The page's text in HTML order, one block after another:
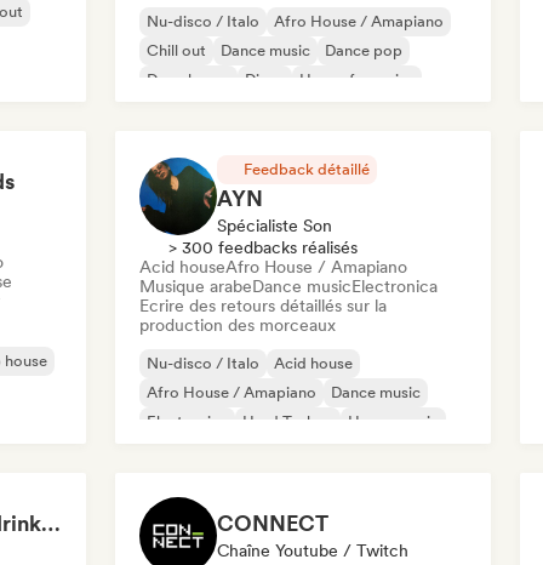
Nu-disco / Italo
Afro House / Amapiano
Chill out
Dance music
Dance pop
Deep house
Disco House française
house
Feedback détaillé
AYN
Spécialiste Son
> 300 feedbacks réalisés
Acid houseAfro House / Amapiano
Musique arabeDance musicElectronica
Ecrire des retours détaillés sur la
production des morceaux
Nu-disco / Italo
Acid house
Afro House / Amapiano
Dance music
Electronica
Hard Techno
House music
Start Me Up! Pre-drinks and Summer Party 🍹 CONNECT
Chaîne Youtube / Twitch